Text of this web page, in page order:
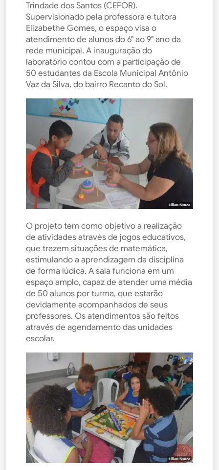
Trindade dos Santos (CEFOR).
Supervisionado pela professora e tutora
Elizabethe Gomes, o espaço visa o
atendimento de alunos do 6° ao 9° ano da
rede municipal. A inauguração do
laboratório contou com a participação de
50 estudantes da Escola Municipal Antônio
Vaz da Silva, do bairro Recanto do Sol.
O projeto tem como objetivo a realização
de atividades através de jogos educativos,
que trazem situações de matemática,
estimulando a aprendizagem da disciplina
de forma lúdica. A sala funciona em um
espaço amplo, capaz de atender uma média
de 50 alunos por turma, que estarão
devidamente acompanhados de seus
professores. Os atendimentos são feitos
através de agendamento das unidades
escolar.